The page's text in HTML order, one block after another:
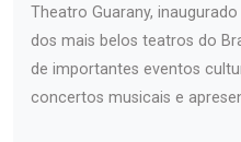
Theatro Guarany,
dos mais belos teatros do
de importantes eventos
concertos musicais e